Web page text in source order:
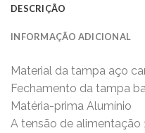
DESCRIÇÃO
INFORMAÇÃO ADICIONAL
Material da tampa aço
Fechamento da tampa
Matéria-prima Alumínio
A tensão de